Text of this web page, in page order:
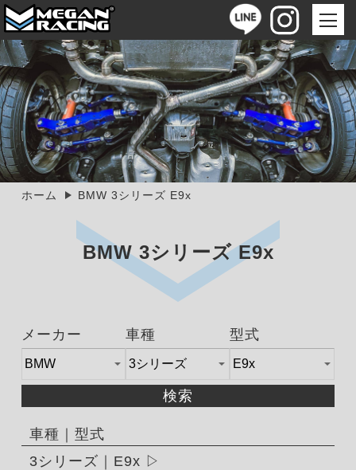
ホーム BMW 3シリーズ E9x
BMW 3シリーズ E9x
メーカー 車種 型式
検索
車種｜型式
3シリーズ｜E9x